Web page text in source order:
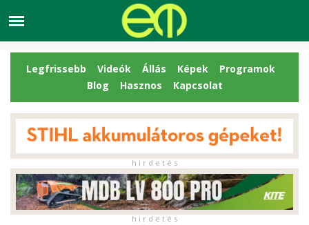
Legfrissebb Videók Állás Képek
Programok
Blog
Hasznos Kapcsolat
h i r d e t é s
h i r d e t é s